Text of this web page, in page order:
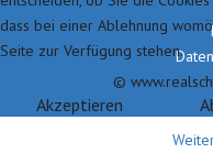
©
dass bei einer Ablehnung
Seite zur Verfügung stehen.
Akzeptieren